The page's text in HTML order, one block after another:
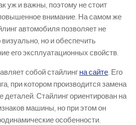
уж и важны, поэтому не стоит
внимание. На самом же
автомобиля позволяет не
но и обеспечить
его эксплуатационных свойств.
собой стайлинг на сайте. Его
при котором производится замена
деталей. Стайлинг ориентирован на
машины, но при этом он
особенности.